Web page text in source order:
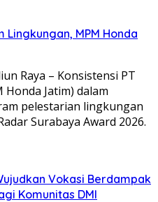
MPM Honda
Raya – Konsistensi PT
Jatim) dalam
pelestarian lingkungan
Surabaya Award 2026.
Vokasi Berdampak
Komunitas DMI